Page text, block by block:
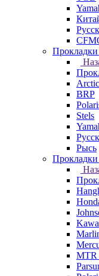
Прокладки
BRP
Stels
Рысь
Прокладки
MTR